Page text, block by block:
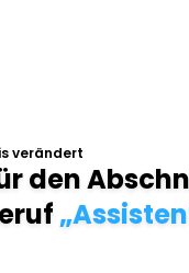
verändert
den